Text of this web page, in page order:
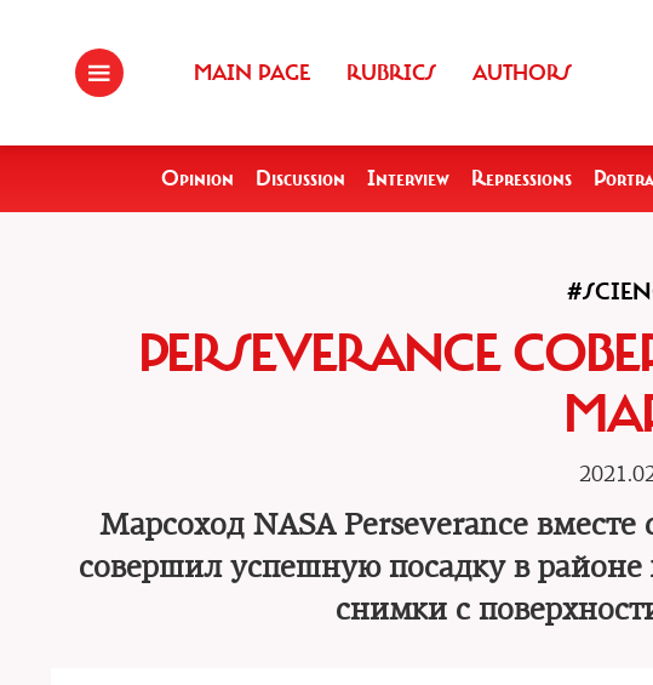
MAIN PAGE RUBRICS AUTHORS
Opinion Discussion Interview Repressions
PERSEVERANCE
Марсоход NASA Perseverance
совершил успешную посадку в районе
снимки с